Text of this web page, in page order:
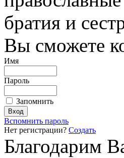
братия и
Вы сможете
Имя
Пароль
Запомнить
Вспомнить пароль
Нет регистрации? Создать
Благодарим